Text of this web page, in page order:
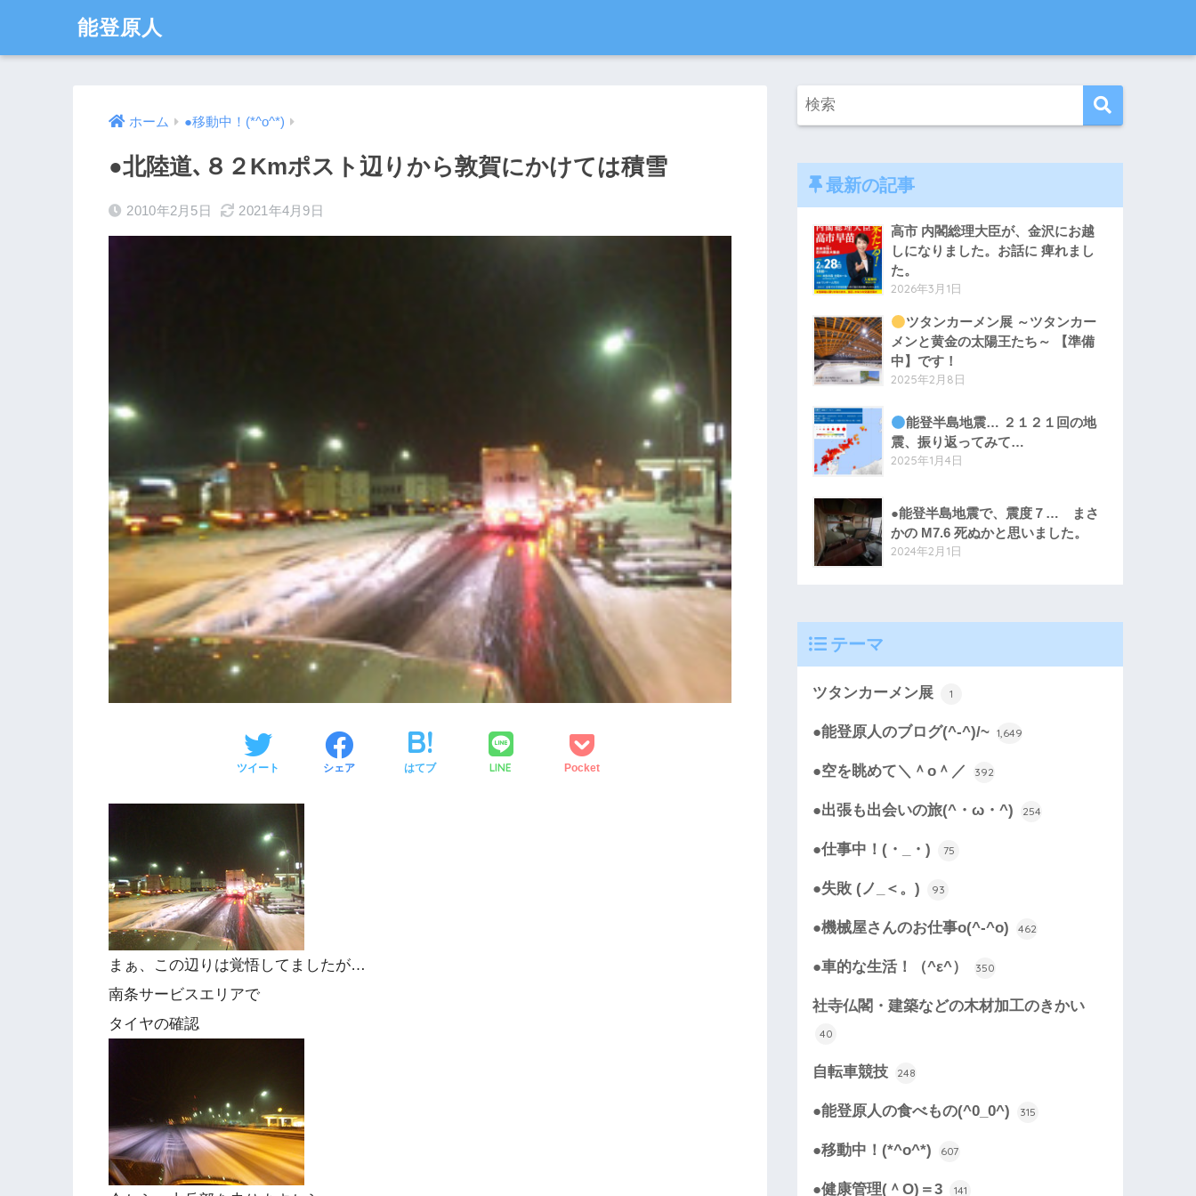
能登原人
ホーム ●移動中！(*^o^*)
●北陸道､８２Kmポスト辺りから敦賀にかけては積雪
2010年2月5日 2021年4月9日
ツイート シェア はてブ LINE Pocket
まぁ、この辺りは覚悟してましたが…
南条サービスエリアで
タイヤの確認
最新の記事
高市 内閣総理大臣が、金沢にお越
しになりました。お話に 痺れまし
た。
2026年3月1日
ツタンカーメン展 ～ツタンカー
メンと黄金の太陽王たち～ 【準備
中】です！
2025年2月8日
能登半島地震… ２１２１回の地
震、振り返ってみて…
2025年1月4日
●能登半島地震で、震度７… まさ
かの M7.6 死ぬかと思いました。
2024年2月1日
テーマ
ツタンカーメン展 1
●能登原人のブログ(^-^)/~ 1,649
●空を眺めて＼＾o＾／ 392
●出張も出会いの旅(^・ω・^) 254
●仕事中！(・_・) 75
●失敗 (ノ_＜。) 93
●機械屋さんのお仕事o(^-^o) 462
●車的な生活！（^ε^） 350
社寺仏閣・建築などの木材加工のきかい
40
自転車競技 248
●能登原人の食べもの(^0_0^) 315
●移動中！(*^o^*) 607
●健康管理(＾O)＝3 141